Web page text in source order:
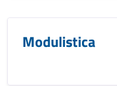
Modulistica